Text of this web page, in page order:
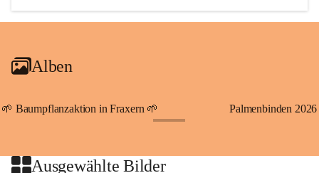
den öffentlichen Verkehrsmitteln zu erreichen. Die Linie
An Samstagen, Sonn- und Feiertagen können Sie bequem
persönlichen Linienbus zur gewünschten Zeit zu Ihrer
Haltestelle bestellen. Sowohl von Weiler kommend nach
beide Fahrten Weiler-Fraxern-Weiler.
Alben
🌱 Baumpflanzaktion in Fraxern 🌱 Palmenbinden 2026
Ausgewählte Bilder